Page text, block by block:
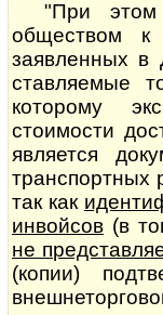
"При этом
обществом к
заявленных в
став­ля­е­мые
которому
стоимости
является
транспортных
так как
инвойсов (в
не
(копии)